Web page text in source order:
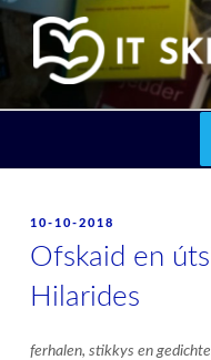
Skip
content
IT
POSTED
10-10-2018
Ofskaid en
Hilarides
ferhalen, stikkys en